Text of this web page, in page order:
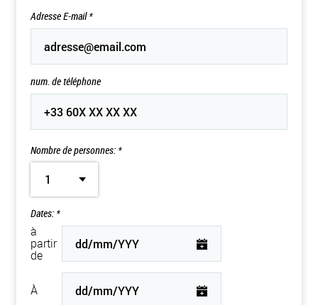
Adresse E-mail*
num. de téléphone
Nombre de personnes: *
1
Dates: *
à
partir
de
À